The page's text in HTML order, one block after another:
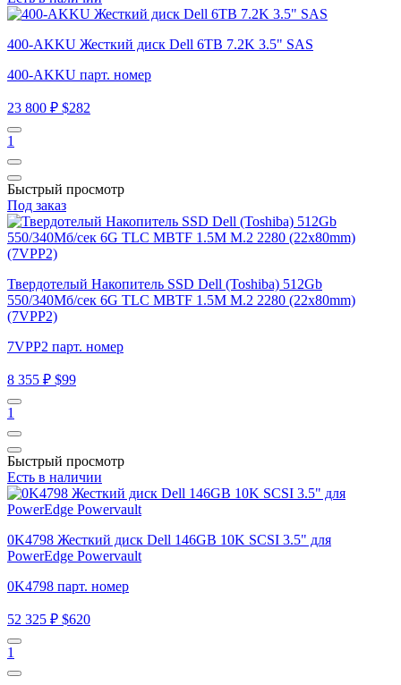
400-AKKU Жесткий диск Dell 6TB 7.2K 3.5" SAS
400-AKKU парт. номер
23 800 ₽ $282
1
Быстрый просмотр
Под заказ
Твердотелый Накопитель SSD Dell (Toshiba) 512Gb
550/340Мб/сек 6G TLC MBTF 1.5M M.2 2280 (22x80mm)
(7VPP2)
7VPP2 парт. номер
8 355 ₽ $99
1
Быстрый просмотр
Есть в наличии
0K4798 Жесткий диск Dell 146GB 10K SCSI 3.5" для
PowerEdge Powervault
0K4798 парт. номер
52 325 ₽ $620
1